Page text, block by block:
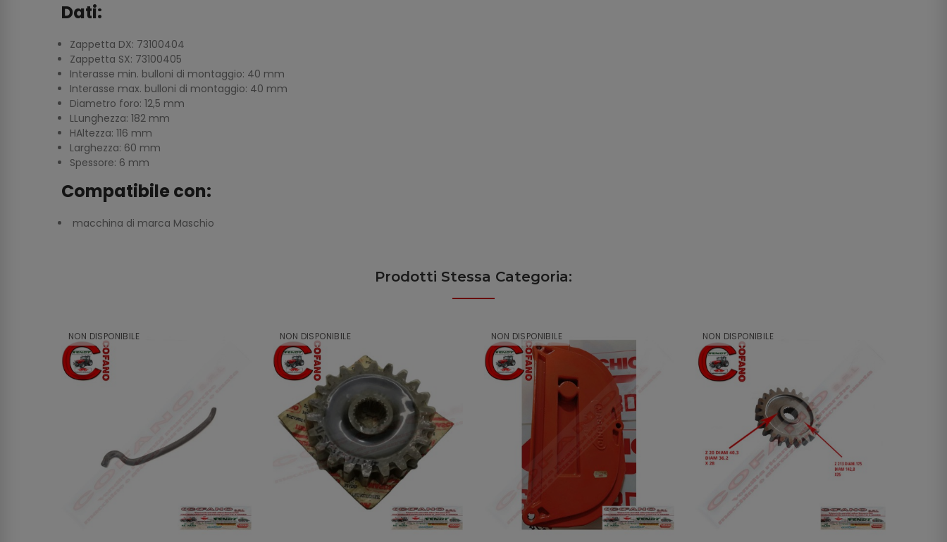
Dati:
Zappetta DX: 73100404
Zappetta SX: 73100405
Interasse min. bulloni di montaggio: 40 mm
Interasse max. bulloni di montaggio: 40 mm
Diametro foro: 12,5 mm
LLunghezza: 182 mm
HAltezza: 116 mm
Larghezza: 60 mm
Spessore: 6 mm
Compatibile con:
macchina di marca Maschio
Prodotti Stessa Categoria:
NON DISPONIBILE NON DISPONIBILE NON DISPONIBILE NON DISPONIBILE